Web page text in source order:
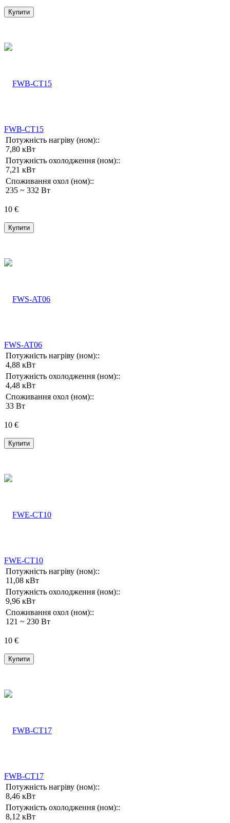
Купити
FWB-CT15
Потужність нагріву (ном)::
7,80 кВт
Потужність охолодження (ном)::
7,21 кВт
Споживання охол (ном)::
235 ~ 332 Вт
10 €
Купити
FWS-AT06
Потужність нагріву (ном)::
4,88 кВт
Потужність охолодження (ном)::
4,48 кВт
Споживання охол (ном)::
33 Вт
10 €
Купити
FWE-CT10
Потужність нагріву (ном)::
11,08 кВт
Потужність охолодження (ном)::
9,96 кВт
Споживання охол (ном)::
121 ~ 230 Вт
10 €
Купити
FWB-CT17
Потужність нагріву (ном)::
8,46 кВт
Потужність охолодження (ном)::
8,12 кВт